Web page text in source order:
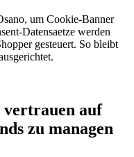
um Cookie-Banner
Datensaetze werden
gesteuert. So bleibt
vertrauen auf
zu managen